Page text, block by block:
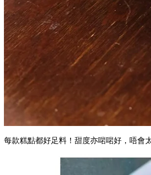
每款糕點都好足料！甜度亦啱啱好，唔會